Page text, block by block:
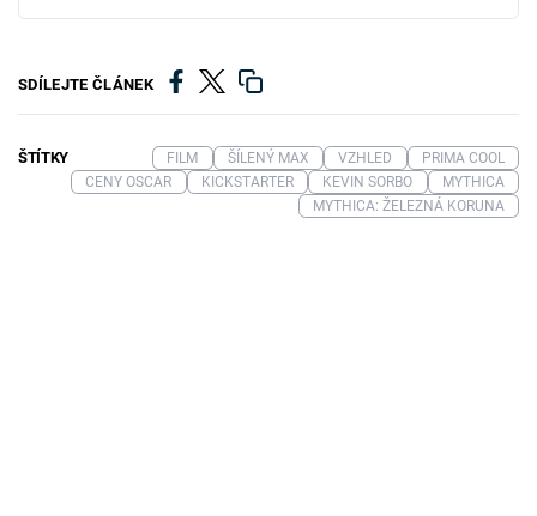
SDÍLEJTE ČLÁNEK
ŠTÍTKY FILM ŠÍLENÝ MAX VZHLED
PRIMA COOL
CENY OSCAR
KICKSTARTER KEVIN SORBO
MYTHICA
MYTHICA: ŽELEZNÁ KORUNA